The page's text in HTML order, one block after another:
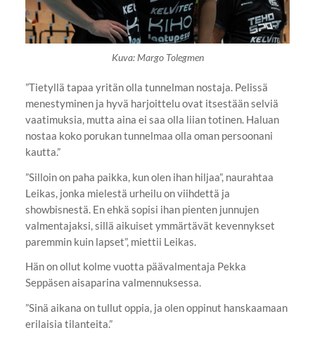
Kuva: Margo Tolegmen
”Tietyllä tapaa yritän olla tunnelman nostaja. Pelissä
menestyminen ja hyvä harjoittelu ovat itsestään selviä
vaatimuksia, mutta aina ei saa olla liian totinen. Haluan
nostaa koko porukan tunnelmaa olla oman persoonani
kautta.”
”Silloin on paha paikka, kun olen ihan hiljaa”, naurahtaa
Leikas, jonka mielestä urheilu on viihdettä ja
showbisnestä. En ehkä sopisi ihan pienten junnujen
valmentajaksi, sillä aikuiset ymmärtävät kevennykset
paremmin kuin lapset”, miettii Leikas.
Hän on ollut kolme vuotta päävalmentaja Pekka
Seppäsen aisaparina valmennuksessa.
”Sinä aikana on tullut oppia, ja olen oppinut hanskaamaan
erilaisia tilanteita.”